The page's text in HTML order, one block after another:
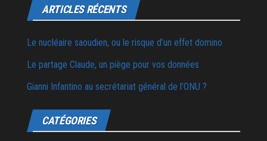
ARTICLES RÉCENTS
Le nucléaire saoudien, ou le risque d’un effet domino
Le partage Claude, un piège pour vos données
Gianni Infantino au secrétariat général de l’ONU ?
CATÉGORIES